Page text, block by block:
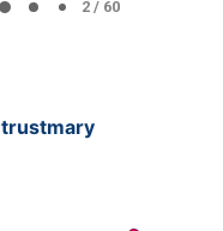
2 / 60
trustmary